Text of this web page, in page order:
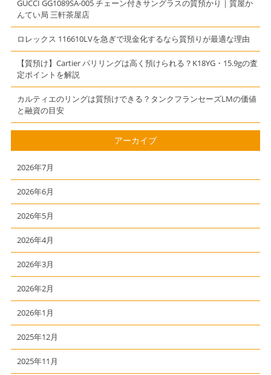
GUCCI GG1089SA-005 チェーン付きサングラスの質預かり｜質屋か
んてい局 三軒茶屋店
ロレックス 116610LVを急ぎで現金化するなら質預りが最適な理由
【質預け】Cartier パリリングは高く預けられる？K18YG・15.9gの査
定ポイントを解説
カルティエのリングは質預けできる？タンクフランセーズLMの価値
と融資の目安
アーカイブ
2026年7月
2026年6月
2026年5月
2026年4月
2026年3月
2026年2月
2026年1月
2025年12月
2025年11月